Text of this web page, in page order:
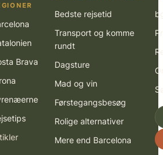
Brava
Bedste rejsetid
Transport og komme
rundt
Dagsture
Mad og vin
Førstegangsbesøg
Rolige alternativer
Mere end Barcelona